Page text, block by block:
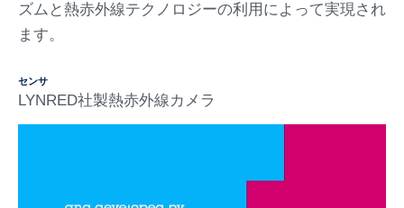
ズムと熱赤外線テクノロジーの利用によって実現され
ます。
センサ
LYNRED社製熱赤外線カメラ